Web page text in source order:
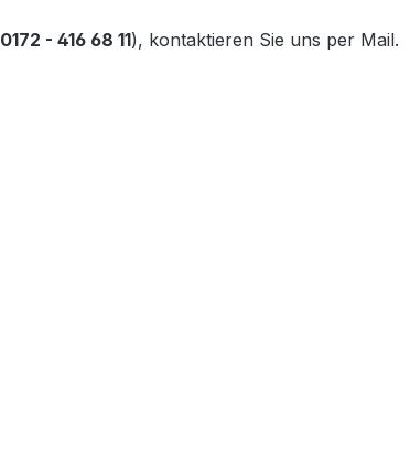
0172 - 416 68 11), kontaktieren Sie uns per Mail.